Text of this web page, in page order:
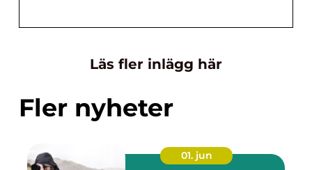
Läs fler inlägg här
Fler nyheter
01. jun